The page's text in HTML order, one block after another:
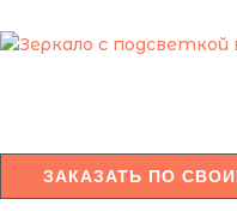
ЗАКАЗАТЬ ПО